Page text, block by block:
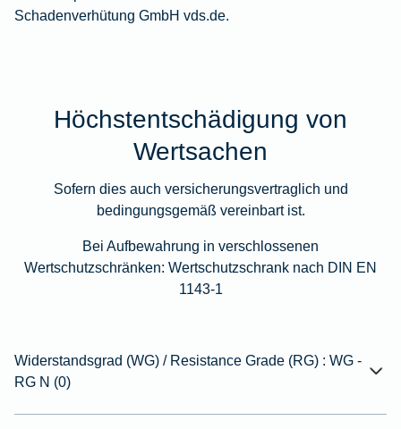
Schadenverhütung GmbH vds.de.
Höchstentschädigung von
Wertsachen
Sofern dies auch versicherungsvertraglich und
bedingungsgemäß vereinbart ist.
Bei Aufbewahrung in verschlossenen
Wertschutzschränken: Wertschutzschrank nach DIN EN
1143-1
Widerstandsgrad (WG) / Resistance Grade (RG) : WG -
RG N (0)